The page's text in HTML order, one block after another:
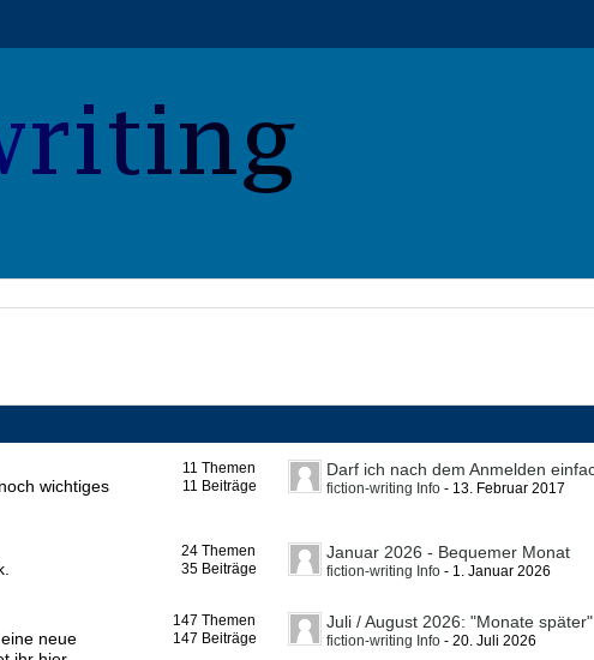
wichtiges
Themen
11
Beiträge
11 fiction-writing Info - 13. Februar 2017
Themen
24
Beiträge
35
Januar 2026 - Bequemer Monat
fiction-writing Info - 1. Januar 2026
neue
Themen
147
Beiträge
147
Juli / August 2026: "Monate später"
fiction-writing Info - 20. Juli 2026